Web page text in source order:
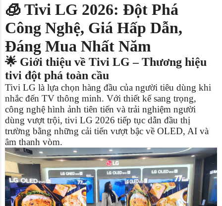
🧊 Tivi LG 2026: Đột Phá
Công Nghệ, Giá Hấp Dẫn,
Đáng Mua Nhất Năm
🌟 Giới thiệu về Tivi LG – Thương hiệu
tivi đột phá toàn cầu
Tivi LG là lựa chọn hàng đầu của người tiêu dùng khi
nhắc đến TV thông minh. Với thiết kế sang trọng,
công nghệ hình ảnh tiên tiến và trải nghiệm người
dùng vượt trội, tivi LG 2026 tiếp tục dẫn đầu thị
trường bằng những cải tiến vượt bậc về OLED, AI và
âm thanh vòm.